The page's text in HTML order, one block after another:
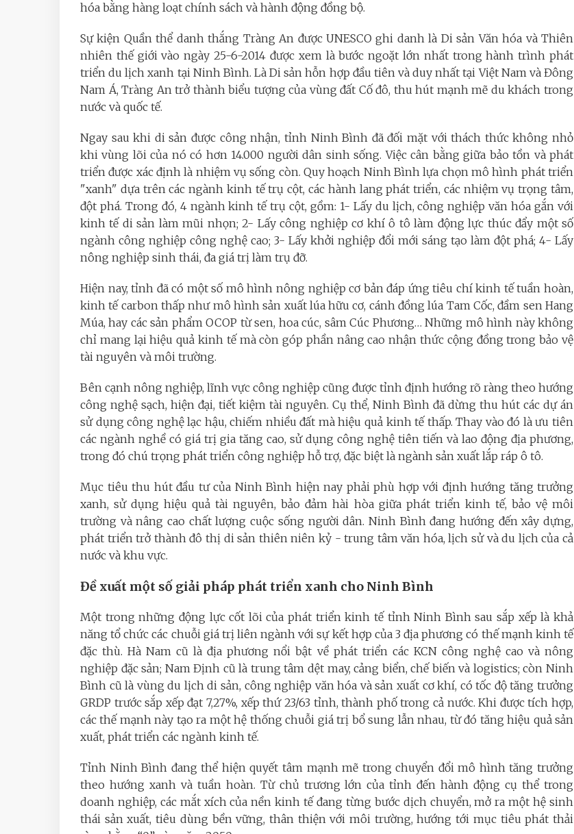
hóa bằng hàng loạt chính sách và hành động đồng bộ.
Sự kiện Quần thể danh thắng Tràng An được UNESCO ghi danh là Di sản Văn hóa và Thiên
nhiên thế giới vào ngày 25-6-2014 được xem là bước ngoặt lớn nhất trong hành trình phát
triển du lịch xanh tại Ninh Bình. Là Di sản hỗn hợp đầu tiên và duy nhất tại Việt Nam và Đông
Nam Á, Tràng An trở thành biểu tượng của vùng đất Cố đô, thu hút mạnh mẽ du khách trong
nước và quốc tế.
Ngay sau khi di sản được công nhận, tỉnh Ninh Bình đã đối mặt với thách thức không nhỏ
khi vùng lõi của nó có hơn 14.000 người dân sinh sống. Việc cân bằng giữa bảo tồn và phát
triển được xác định là nhiệm vụ sống còn. Quy hoạch Ninh Bình lựa chọn mô hình phát triển
"xanh" dựa trên các ngành kinh tế trụ cột, các hành lang phát triển, các nhiệm vụ trọng tâm,
đột phá. Trong đó, 4 ngành kinh tế trụ cột, gồm: 1- Lấy du lịch, công nghiệp văn hóa gắn với
kinh tế di sản làm mũi nhọn; 2- Lấy công nghiệp cơ khí ô tô làm động lực thúc đẩy một số
ngành công nghiệp công nghệ cao; 3- Lấy khởi nghiệp đổi mới sáng tạo làm đột phá; 4- Lấy
nông nghiệp sinh thái, đa giá trị làm trụ đỡ.
Hiện nay, tỉnh đã có một số mô hình nông nghiệp cơ bản đáp ứng tiêu chí kinh tế tuần hoàn,
kinh tế carbon thấp như mô hình sản xuất lúa hữu cơ, cánh đồng lúa Tam Cốc, đầm sen Hang
Múa, hay các sản phẩm OCOP từ sen, hoa cúc, sâm Cúc Phương… Những mô hình này không
chỉ mang lại hiệu quả kinh tế mà còn góp phần nâng cao nhận thức cộng đồng trong bảo vệ
tài nguyên và môi trường.
Bên cạnh nông nghiệp, lĩnh vực công nghiệp cũng được tỉnh định hướng rõ ràng theo hướng
công nghệ sạch, hiện đại, tiết kiệm tài nguyên. Cụ thể, Ninh Bình đã dừng thu hút các dự án
sử dụng công nghệ lạc hậu, chiếm nhiều đất mà hiệu quả kinh tế thấp. Thay vào đó là ưu tiên
các ngành nghề có giá trị gia tăng cao, sử dụng công nghệ tiên tiến và lao động địa phương,
trong đó chú trọng phát triển công nghiệp hỗ trợ, đặc biệt là ngành sản xuất lắp ráp ô tô.
Mục tiêu thu hút đầu tư của Ninh Bình hiện nay phải phù hợp với định hướng tăng trưởng
xanh, sử dụng hiệu quả tài nguyên, bảo đảm hài hòa giữa phát triển kinh tế, bảo vệ môi
trường và nâng cao chất lượng cuộc sống người dân. Ninh Bình đang hướng đến xây dựng,
phát triển trở thành đô thị di sản thiên niên kỷ - trung tâm văn hóa, lịch sử và du lịch của cả
nước và khu vực.
Đề xuất một số giải pháp phát triển xanh cho Ninh Bình
Một trong những động lực cốt lõi của phát triển kinh tế tỉnh Ninh Bình sau sắp xếp là khả
năng tổ chức các chuỗi giá trị liên ngành với sự kết hợp của 3 địa phương có thế mạnh kinh tế
đặc thù. Hà Nam cũ là địa phương nổi bật về phát triển các KCN công nghệ cao và nông
nghiệp đặc sản; Nam Định cũ là trung tâm dệt may, cảng biển, chế biến và logistics; còn Ninh
Bình cũ là vùng du lịch di sản, công nghiệp văn hóa và sản xuất cơ khí, có tốc độ tăng trưởng
GRDP trước sắp xếp đạt 7,27%, xếp thứ 23/63 tỉnh, thành phố trong cả nước. Khi được tích hợp,
các thế mạnh này tạo ra một hệ thống chuỗi giá trị bổ sung lẫn nhau, từ đó tăng hiệu quả sản
xuất, phát triển các ngành kinh tế.
Tỉnh Ninh Bình đang thể hiện quyết tâm mạnh mẽ trong chuyển đổi mô hình tăng trưởng
theo hướng xanh và tuần hoàn. Từ chủ trương lớn của tỉnh đến hành động cụ thể trong
doanh nghiệp, các mắt xích của nền kinh tế đang từng bước dịch chuyển, mở ra một hệ sinh
thái sản xuất, tiêu dùng bền vững, thân thiện với môi trường, hướng tới mục tiêu phát thải